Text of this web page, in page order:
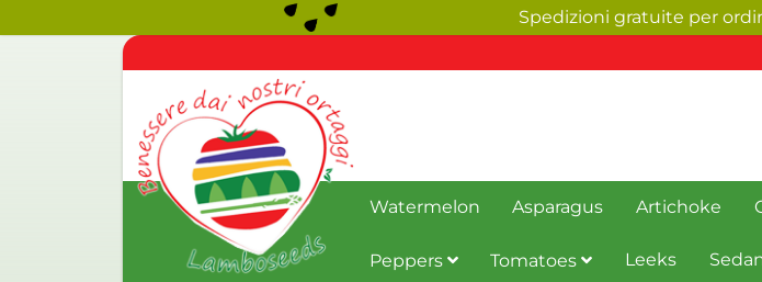
Watermelon Asparagus Artichoke
Peppers Tomatoes Leeks
Spedizioni gratuite per